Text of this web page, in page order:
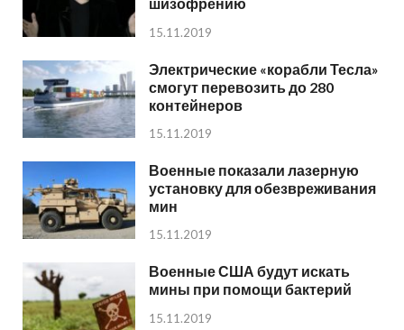
шизофрению
15.11.2019
Электрические «корабли Тесла»
смогут перевозить до 280
контейнеров
15.11.2019
Военные показали лазерную
установку для обезвреживания
мин
15.11.2019
Военные США будут искать
мины при помощи бактерий
15.11.2019